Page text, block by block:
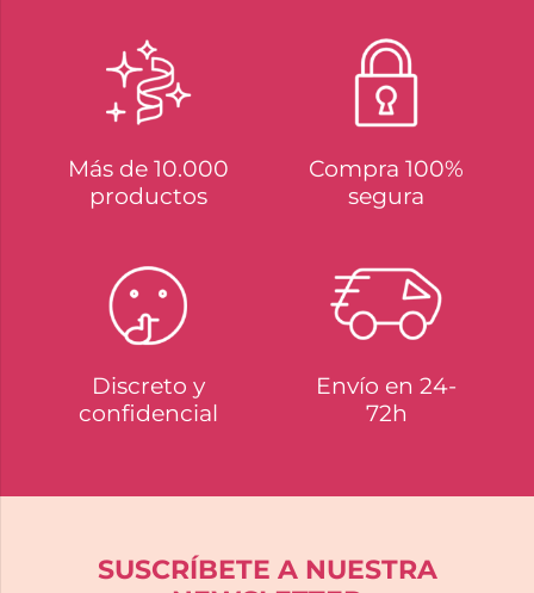
Más de 10.000
productos
Compra 100%
segura
Discreto y
confidencial
Envío en 24-
72h
SUSCRÍBETE A NUESTRA